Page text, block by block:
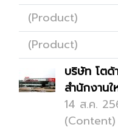
(Product)
(Product)
บริษัท โตด้
สำนักงาน
14 ส.ค.
(Content)